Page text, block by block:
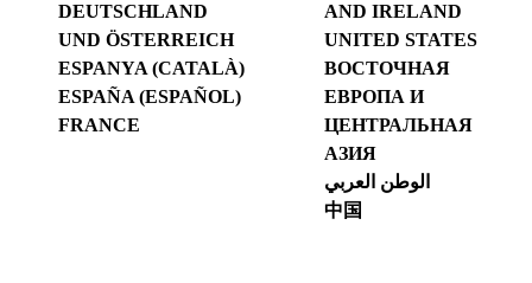
DEUTSCHLAND
UND ÖSTERREICH
ESPANYA (CATALÀ)
ESPAÑA (ESPAÑOL)
FRANCE
AND IRELAND
UNITED STATES
ВОСТОЧНАЯ
ЕВРОПА И
ЦЕНТРАЛЬНАЯ
АЗИЯ
الوطن العربي
中国